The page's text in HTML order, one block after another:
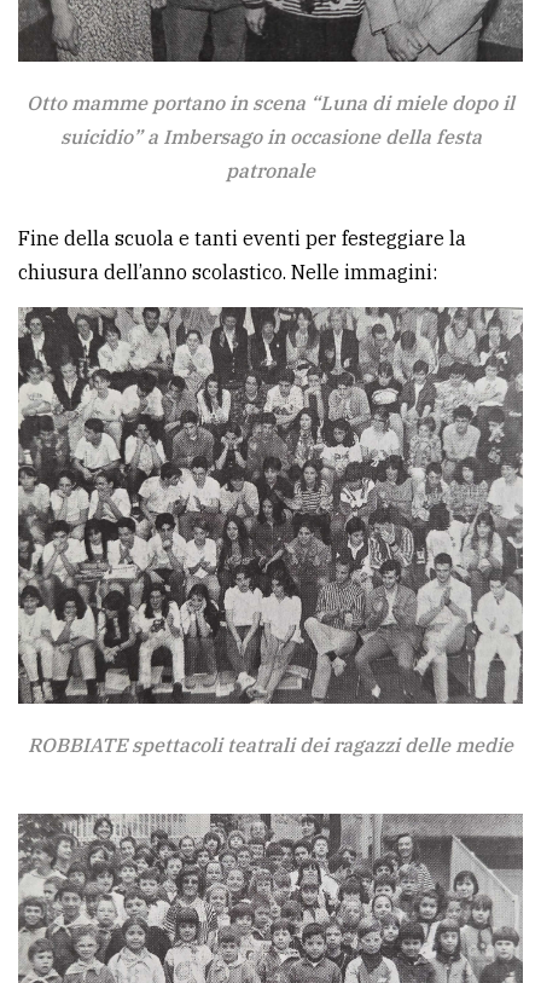
Otto mamme portano in scena “Luna di miele dopo il
suicidio” a Imbersago in occasione della festa
patronale
Fine della scuola e tanti eventi per festeggiare la
chiusura dell’anno scolastico. Nelle immagini:
ROBBIATE spettacoli teatrali dei ragazzi delle medie